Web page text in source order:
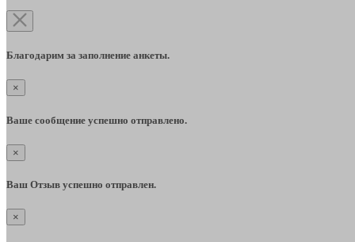
Благодарим за заполнение анкеты.
×
Ваше сообщение успешно отправлено.
×
Ваш Отзыв успешно отправлен.
×